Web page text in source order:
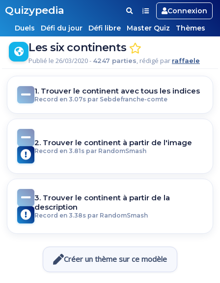
Quizypedia
Connexion
Duels
Défi du jour Défi libre Master Quiz Thèmes
Les six continents
Publié le 26/03/2020 - 4247 parties, rédigé par raffaele
1. Trouver le continent avec tous les indices
Record en 3.07s par Sebdefranche-comte
2. Trouver le continent à partir de l'image
Record en 3.81s par RandomSmash
3. Trouver le continent à partir de la
description
Record en 3.38s par RandomSmash
Créer un thème sur ce modèle